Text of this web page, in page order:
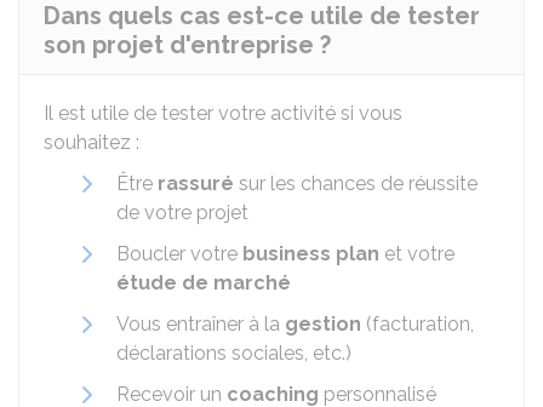
Dans quels cas est-ce utile de tester
son projet d'entreprise ?
Il est utile de tester votre activité si vous
souhaitez :
Être rassuré sur les chances de réussite
de votre projet
Boucler votre business plan et votre
étude de marché
Vous entraîner à la gestion (facturation,
déclarations sociales, etc.)
Recevoir un coaching personnalisé